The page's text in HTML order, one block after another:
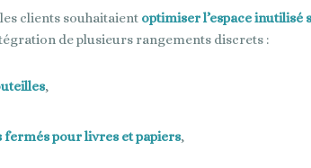
clients souhaitaient optimiser l’espace inutilisé
de plusieurs rangements discrets :
,
fermés pour livres et papiers,